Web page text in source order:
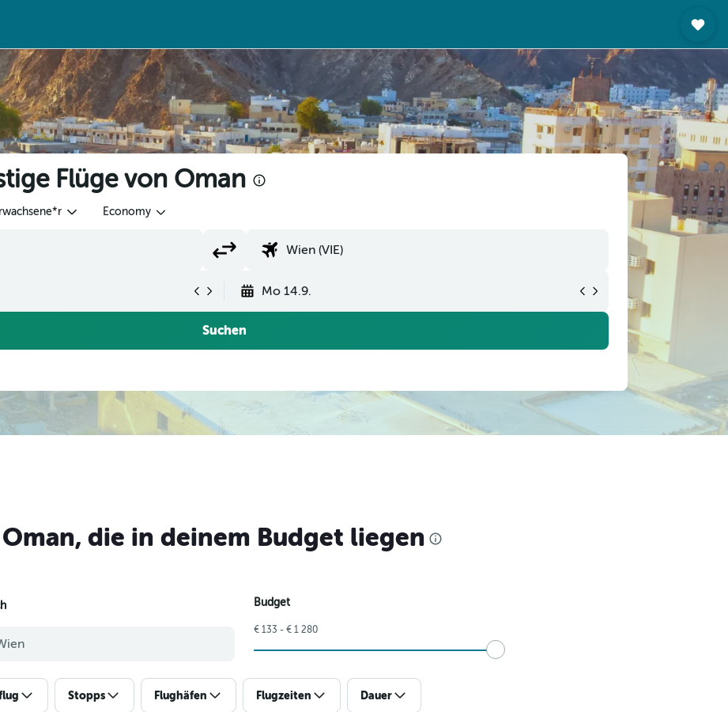
Flüge von Oman
Economy
Mo 14.9.
Suchen
die in deinem Budget liegen
Budget
€ 133 - € 1 280
Stopps Flughäfen Flugzeiten Dauer